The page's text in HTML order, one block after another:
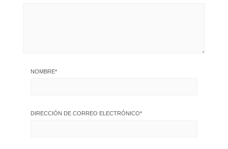
NOMBRE*
DIRECCIÓN DE CORREO ELECTRÓNICO*